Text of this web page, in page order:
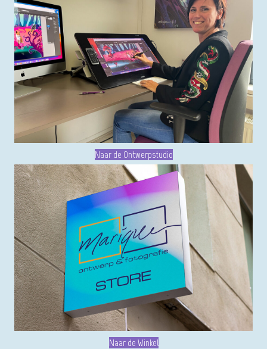
Naar de Ontwerpstudio
Naar de Winkel